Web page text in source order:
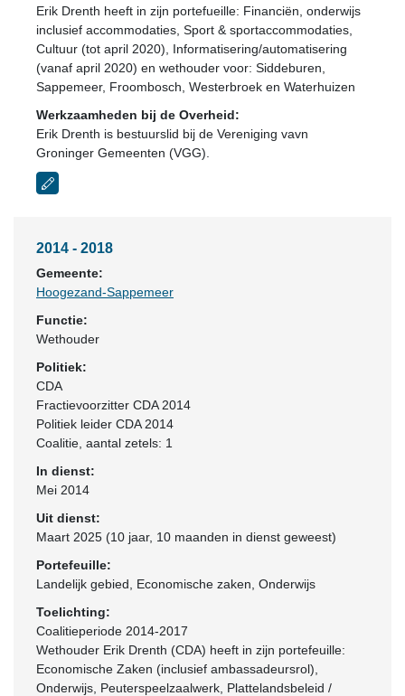
Erik Drenth heeft in zijn portefueille: Financiën, onderwijs
inclusief accommodaties, Sport & sportaccommodaties,
Cultuur (tot april 2020), Informatisering/automatisering
(vanaf april 2020) en wethouder voor: Siddeburen,
Sappemeer, Froombosch, Westerbroek en Waterhuizen
Werkzaamheden bij de Overheid:
Erik Drenth is bestuurslid bij de Vereniging vavn
Groninger Gemeenten (VGG).
2014 - 2018
Gemeente:
Hoogezand-Sappemeer
Functie:
Wethouder
Politiek:
CDA
Fractievoorzitter CDA 2014
Politiek leider CDA 2014
Coalitie , aantal zetels: 1
In dienst:
Mei 2014
Uit dienst:
Maart 2025 (10 jaar, 10 maanden in dienst geweest)
Portefeuille:
Landelijk gebied, Economische zaken, Onderwijs
Toelichting:
Coalitieperiode 2014-2017
Wethouder Erik Drenth (CDA) heeft in zijn portefeuille:
Economische Zaken (inclusief ambassadeursrol),
Onderwijs, Peuterspeelzaalwerk, Plattelandsbeleid /